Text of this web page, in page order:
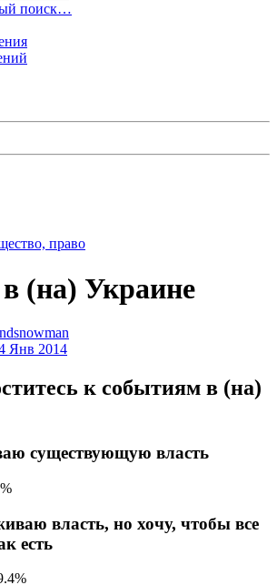
поиск…
право
(на) Украине
Янв 2014
к событиям в (на)
существующую власть
власть, но хочу, чтобы все
есть